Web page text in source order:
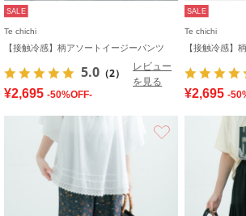
SALE
Te chichi
【接触冷感】柄アソートイージーパンツ
5.0 （2）
レビュー
を見る
¥2,695 -50%OFF-
SALE
Te chichi
【接触冷感】
¥2,695 -
お気に入り